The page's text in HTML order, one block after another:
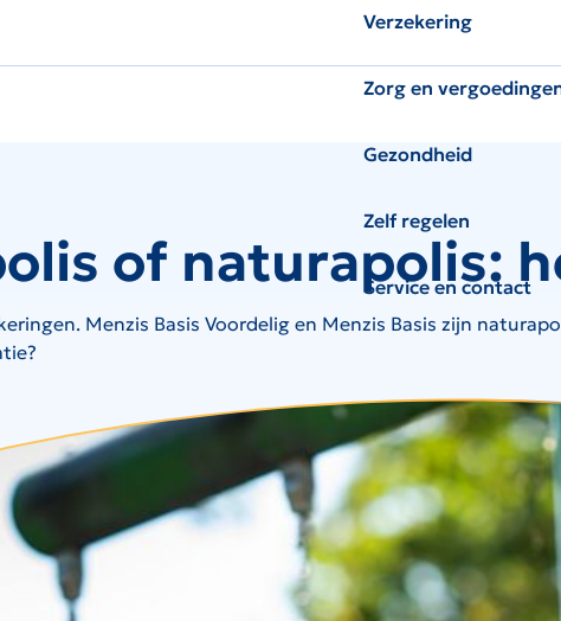
Verzekering
Zorg en
Gezondheid
Zelf regelen
Service en contact
of naturapolis:
Menzis Basis Voordelig en Menzis Basis zijn